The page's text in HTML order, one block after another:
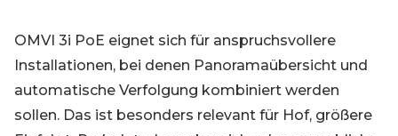
OMVI 3i PoE eignet sich für anspruchsvollere
Installationen, bei denen Panoramaübersicht und
automatische Verfolgung kombiniert werden
sollen. Das ist besonders relevant für Hof, größere